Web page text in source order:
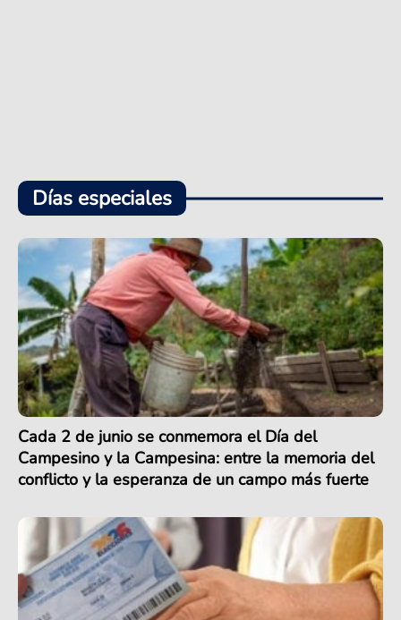
Días especiales
Cada 2 de junio se conmemora el Día del
Campesino y la Campesina: entre la memoria del
conflicto y la esperanza de un campo más fuerte